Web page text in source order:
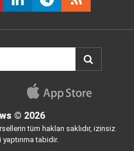
© 2026
tüm hakları saklıdır, izinsiz
yaptırıma tabidir.